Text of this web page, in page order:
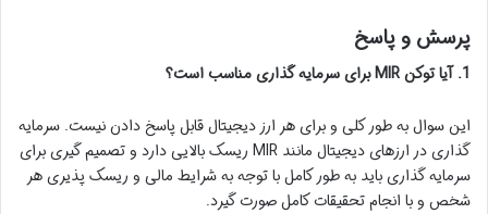
پرسش و پاسخ
1. آیا توکن MIR برای سرمایه گذاری مناسب است؟
این سوال به طور کلی و برای هر ارز دیجیتال قابل پاسخ دادن نیست. سرمایه
گذاری در ارزهای دیجیتال مانند MIR ریسک بالایی دارد و تصمیم گیری برای
سرمایه گذاری باید به طور کامل با توجه به شرایط مالی و ریسک پذیری هر
شخص و با انجام تحقیقات کامل صورت گیرد.